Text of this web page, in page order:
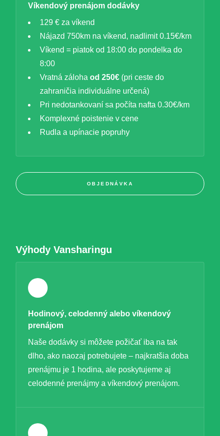
Víkendový prenájom dodávky
129 € za víkend
Nájazd 750km na víkend, nadlimit 0.15€/km
Víkend = piatok od 18:00 do pondelka do
8:00
Vratná záloha od 250€ (pri ceste do
zahraničia individuálne určená)
Pri nedotankovaní sa počíta nafta 0.30€/km
Komplexné poistenie v cene
Rudla a upínacie popruhy
OBJEDNÁVKA
Výhody Vansharingu
Hodinový, celodenný alebo víkendový
prenájom
Naše dodávky si môžete požičať iba na tak
dlho, ako naozaj potrebujete – najkratšia doba
prenájmu je 1 hodina, ale poskytujeme aj
celodenné prenájmy a víkendový prenájom.